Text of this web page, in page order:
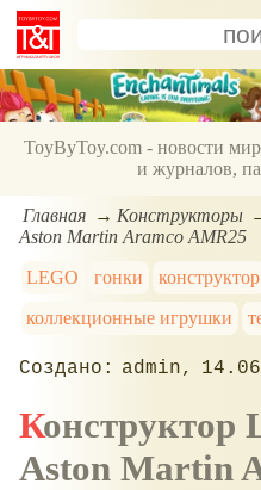
ToyByToy.com - новости
и журналов,
Главная Конструкторы
Aston Martin Aramco AMR25
LEGO
гонки конструктор
коллекционные игрушки
admin
Конструктор LEGO 42240
Aston Martin